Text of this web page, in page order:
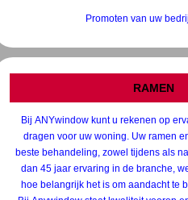
Promoten van uw
RAMEN
Bij ANYwindow kunt u rekenen op
dragen voor uw woning. Uw ramen
beste behandeling, zowel tijdens als
dan 45 jaar ervaring in de branche,
hoe belangrijk het is om aandacht te